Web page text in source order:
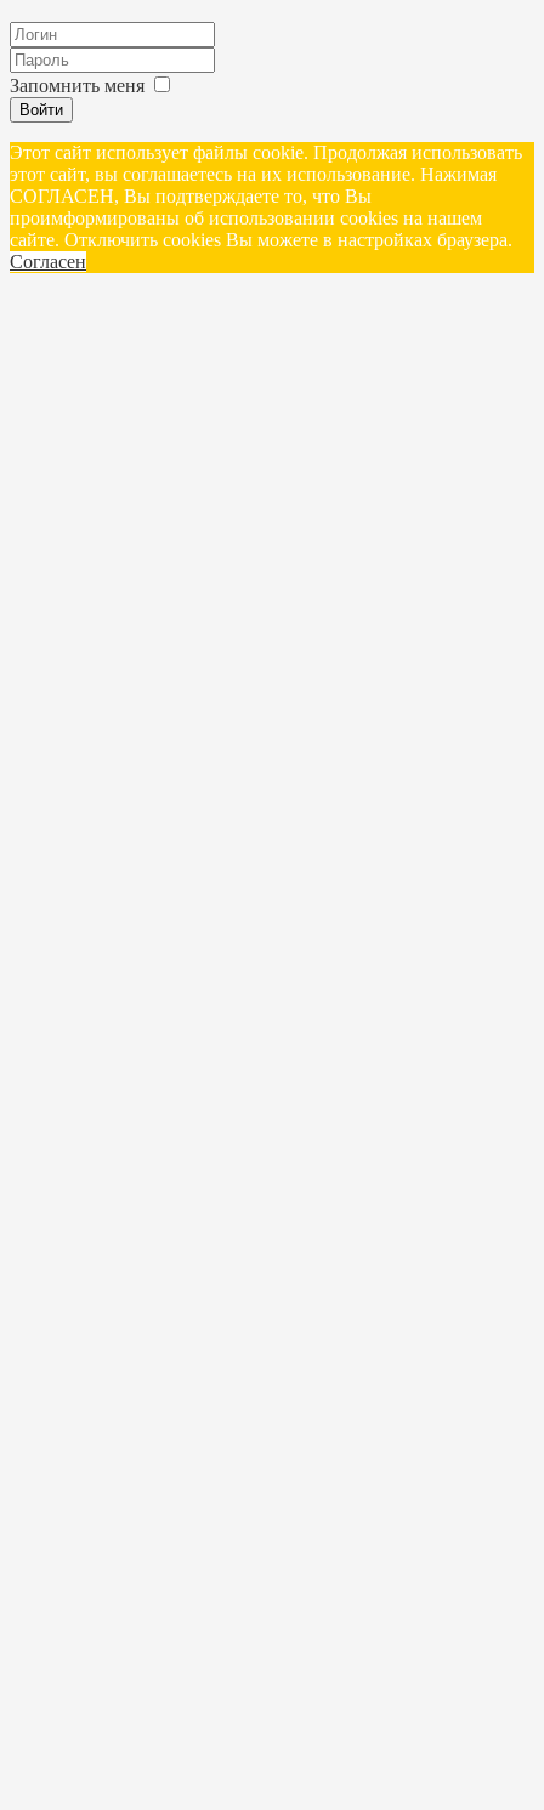
Запомнить меня
Войти
Этот сайт использует файлы cookie. Продолжая использовать
этот сайт, вы соглашаетесь на их использование. Нажимая
СОГЛАСЕН, Вы подтверждаете то, что Вы
проимформированы об использовании cookies на нашем
сайте. Отключить cookies Вы можете в настройках браузера.
Согласен